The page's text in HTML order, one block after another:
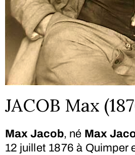
JACOB Max
Max Jacob, né Max
12 juillet 1876 à Quimper